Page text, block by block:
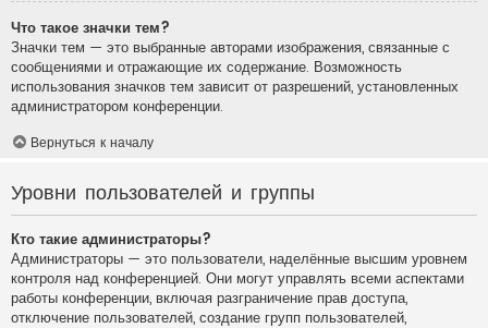
Что такое значки тем?
Значки тем — это выбранные авторами изображения, связанные с
сообщениями и отражающие их содержание. Возможность
использования значков тем зависит от разрешений, установленных
администратором конференции.
Вернуться к началу
Уровни пользователей и группы
Кто такие администраторы?
Администраторы — это пользователи, наделённые высшим уровнем
контроля над конференцией. Они могут управлять всеми аспектами
работы конференции, включая разграничение прав доступа,
отключение пользователей, создание групп пользователей,